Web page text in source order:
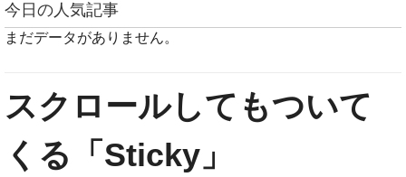
C言語
jQuery
jQueryプラグイン
今日の人気記事
まだデータがありません。
スクロールしてもついて
くる「Sticky」